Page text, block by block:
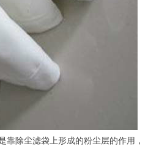
靠除尘滤袋上形成的粉尘层的作用，